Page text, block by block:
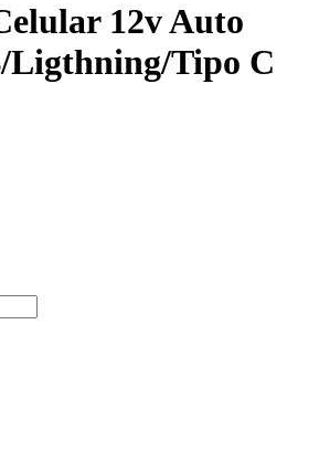
12v Auto
Ligthning/Tipo C